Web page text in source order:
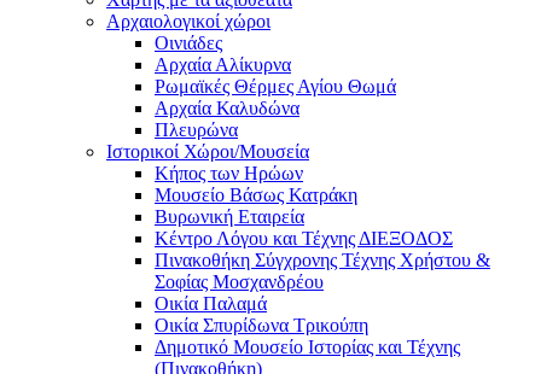
Αρχαιολογικοί χώροι
Οινιάδες
Αρχαία Αλίκυρνα
Ρωμαϊκές Θέρμες Αγίου Θωμά
Αρχαία Καλυδώνα
Πλευρώνα
Ιστορικοί Χώροι/Μουσεία
Κήπος των Ηρώων
Μουσείο Βάσως Κατράκη
Βυρωνική Εταιρεία
Κέντρο Λόγου και Τέχνης ΔΙΕΞΟΔΟΣ
Πινακοθήκη Σύγχρονης Τέχνης Χρήστου &
Σοφίας Μοσχανδρέου
Οικία Παλαμά
Οικία Σπυρίδωνα Τρικούπη
Δημοτικό Μουσείο Ιστορίας και Τέχνης
(Πινακοθήκη)